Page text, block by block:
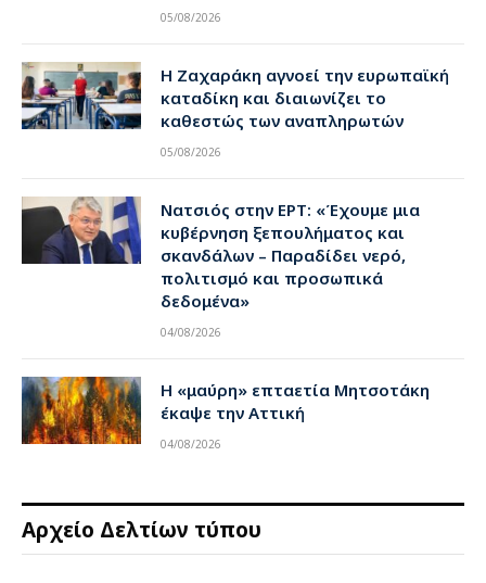
05/08/2026
Η Ζαχαράκη αγνοεί την ευρωπαϊκή
καταδίκη και διαιωνίζει το
καθεστώς των αναπληρωτών
05/08/2026
Νατσιός στην ΕΡΤ: «Έχουμε μια
κυβέρνηση ξεπουλήματος και
σκανδάλων – Παραδίδει νερό,
πολιτισμό και προσωπικά
δεδομένα»
04/08/2026
Η «μαύρη» επταετία Μητσοτάκη
έκαψε την Αττική
04/08/2026
Αρχείο Δελτίων τύπου